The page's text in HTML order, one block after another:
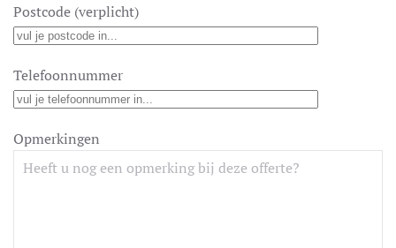
Postcode (verplicht)
Telefoonnummer
Opmerkingen